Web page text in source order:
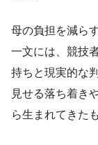
母の負担を減ら
一文には、競技
持ちと現実的な
見せる落ち着き
ら生まれてきた